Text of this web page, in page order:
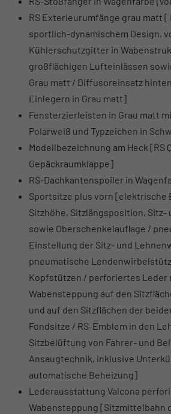
RS Exterieurumfänge grau matt [
sportlich-dynamischem Design,
Kühlerschutzgitter in
großflächigen Lufteinlässen
Grau matt / Diffusoreinsatz
Einlegern in Grau matt]
Fensterzierleisten in Grau matt
Polarweiß und Typzeichen in
Modellbezeichnung am Heck [RS
Gepäckraumklappe]
RS-Dachkantenspoiler in
Sportsitze plus vorn [elektrische
Sitzhöhe, Sitzlängsposition, Sitz-
sowie Oberschenkelauflage /
Einstellung der Sitz- und
pneumatische
Kopfstützen / perforiertes Leder
Wabensteppung auf den
und auf den Sitzflächen der
Fondsitze / RS-Emblem in den
Sitzbelüftung von Fahrer- und
Ansaugtechnik, inklusive
automatische Beheizung]
Lederausstattung Valcona
Wabensteppung [Sitzmittelbahn